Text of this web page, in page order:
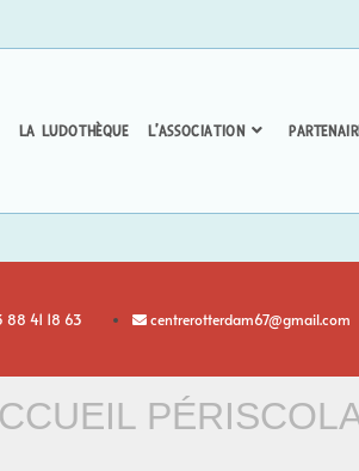
LA LUDOTHÈQUE L’ASSOCIATION
88 41 18 63 centrerotterdam67@gmail.com